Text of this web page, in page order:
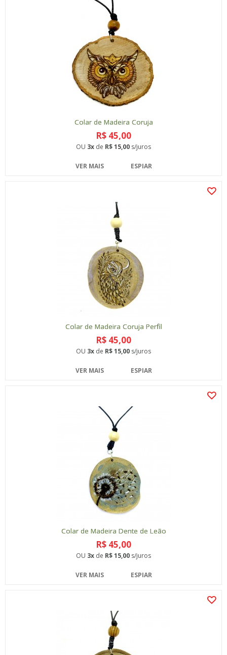
Colar de Madeira Coruja
R$ 45,00
OU 3x de R$ 15,00 s/juros
VER MAIS ESPIAR
Colar de Madeira Coruja Perfil
R$ 45,00
OU 3x de R$ 15,00 s/juros
VER MAIS ESPIAR
Colar de Madeira Dente de Leão
R$ 45,00
OU 3x de R$ 15,00 s/juros
VER MAIS ESPIAR